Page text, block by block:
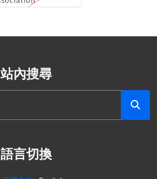
站內搜尋
語言切換